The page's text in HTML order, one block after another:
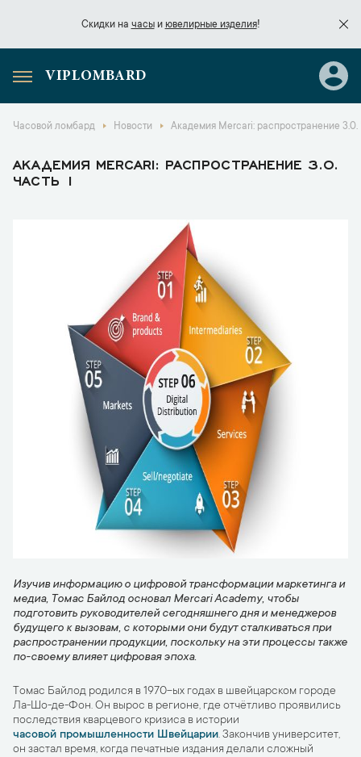
Скидки на часыи ювелирные изделия!
Скидки начасы
VIPLOMBARD
Часовой ломбард Новости Академия Mercari: распространение 3.0.
АКАДЕМИЯ MERCARI: РАСПРОСТРАНЕНИЕ 3.0.
ЧАСТЬ 1
Изучив информацию о цифровой трансформации маркетинга и
медиа, Томас Байлод основал Mercari Academy, чтобы
подготовить руководителей сегодняшнего дня и менеджеров
будущего к вызовам, с которыми они будут сталкиваться при
распространении продукции, поскольку на эти процессы также
по-своему влияет цифровая эпоха.
Томас Байлод родился в 1970-ых годах в швейцарском городе
Ла-Шо-де-Фон. Он вырос в регионе, где отчётливо проявились
последствия кварцевого кризиса в истории
часовой промышленности Швейцарии. Закончив университет,
он застал время, когда печатные издания делали сложный